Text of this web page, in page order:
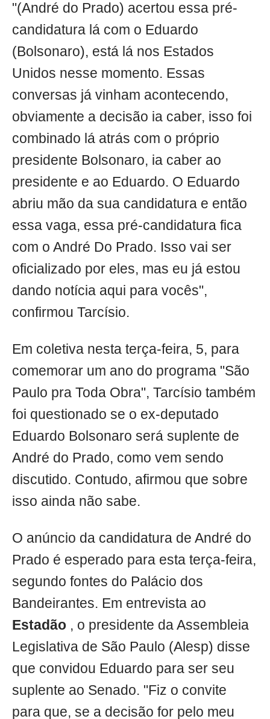
"(André do Prado) acertou essa pré-
candidatura lá com o Eduardo
(Bolsonaro), está lá nos Estados
Unidos nesse momento. Essas
conversas já vinham acontecendo,
obviamente a decisão ia caber, isso foi
combinado lá atrás com o próprio
presidente Bolsonaro, ia caber ao
presidente e ao Eduardo. O Eduardo
abriu mão da sua candidatura e então
essa vaga, essa pré-candidatura fica
com o André Do Prado. Isso vai ser
oficializado por eles, mas eu já estou
dando notícia aqui para vocês",
confirmou Tarcísio.
Em coletiva nesta terça-feira, 5, para
comemorar um ano do programa "São
Paulo pra Toda Obra", Tarcísio também
foi questionado se o ex-deputado
Eduardo Bolsonaro será suplente de
André do Prado, como vem sendo
discutido. Contudo, afirmou que sobre
isso ainda não sabe.
O anúncio da candidatura de André do
Prado é esperado para esta terça-feira,
segundo fontes do Palácio dos
Bandeirantes. Em entrevista ao
Estadão , o presidente da Assembleia
Legislativa de São Paulo (Alesp) disse
que convidou Eduardo para ser seu
suplente ao Senado. "Fiz o convite
para que, se a decisão for pelo meu